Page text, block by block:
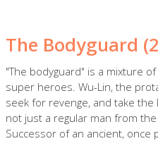
The Bodyguard
"The bodyguard" is a mixture
super heroes. Wu-Lin, the
seek for revenge, and take the
not just a regular man from
Successor of an ancient, once